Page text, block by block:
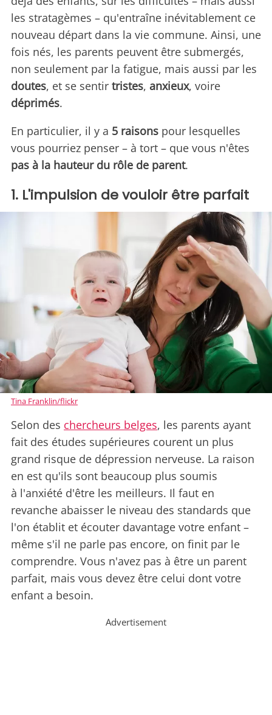
les stratagèmes – qu'entraîne inévitablement ce
nouveau départ dans la vie commune. Ainsi, une
fois nés, les parents peuvent être submergés,
non seulement par la fatigue, mais aussi par les
doutes, et se sentir tristes, anxieux, voire
déprimés.
En particulier, il y a 5 raisons pour lesquelles
vous pourriez penser – à tort – que vous n'êtes
pas à la hauteur du rôle de parent.
1. L'impulsion de vouloir être parfait
Tina Franklin/flickr
Selon des chercheurs belges, les parents ayant
fait des études supérieures courent un plus
grand risque de dépression nerveuse. La raison
en est qu'ils sont beaucoup plus soumis
à l'anxiété d'être les meilleurs. Il faut en
revanche abaisser le niveau des standards que
l'on établit et écouter davantage votre enfant –
même s'il ne parle pas encore, on finit par le
comprendre. Vous n'avez pas à être un parent
parfait, mais vous devez être celui dont votre
enfant a besoin.
Advertisement